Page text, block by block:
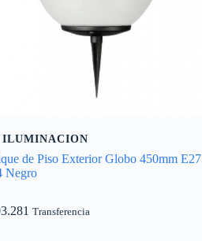
ILUMINACION
de Piso Exterior Globo 450mm E27
Negro
Transferencia